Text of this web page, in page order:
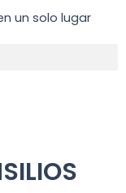
un solo lugar